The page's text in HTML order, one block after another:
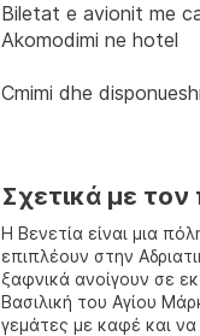
Biletat e avionit me
Akomodimi ne hotel
Cmimi dhe
Σχετικά με τον
Η Βενετία είναι μια
επιπλέουν στην
ξαφνικά ανοίγουν σε
Βασιλική του Αγίου
γεμάτες με καφέ και